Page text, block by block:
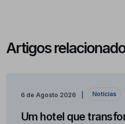
Artigos
6 de Agosto 2026 Notícias
Um hotel que